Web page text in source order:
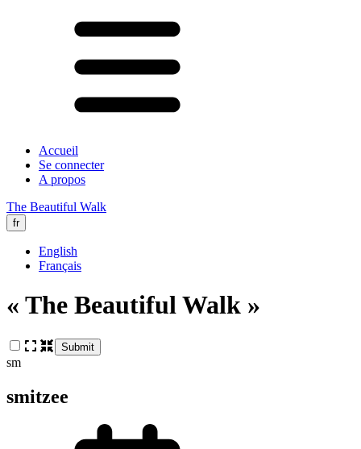
Accueil
Se connecter
A propos
The Beautiful Walk
fr
English
Français
« The Beautiful Walk »
Submit
sm
smitzee